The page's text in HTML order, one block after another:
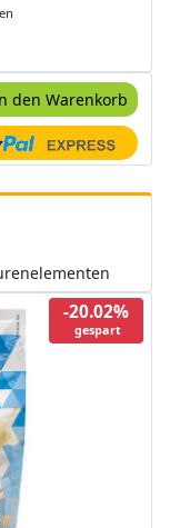
den Warenkorb
-20.02%
gespart